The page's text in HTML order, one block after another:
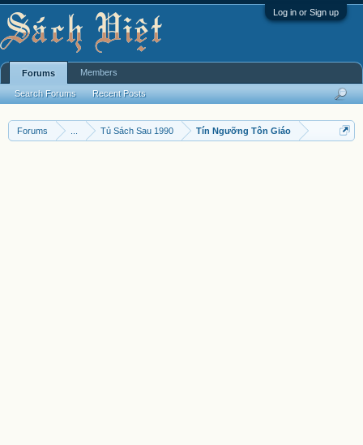
Log in or Sign up
Forums Tủ Sách Sau 1990 Tín Ngưỡng Tôn Giáo
Forums
Search Forums Recent Posts
Members